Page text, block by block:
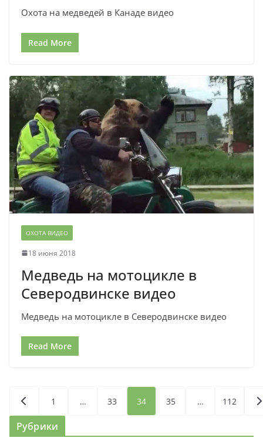
Охота на медведей в Канаде видео
Read More
ОХОТА ВИДЕО
18 июня 2018
Медведь на мотоцикле в
Северодвинске видео
Медведь на мотоцикле в Северодвинске видео
Read More
Пагинация
записей
1 … 33 34 35 … 112
Рубрики